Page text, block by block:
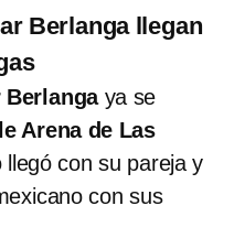
Berlanga llegan
Berlangaya se
Arena de Las
llegó con su pareja y
con sus